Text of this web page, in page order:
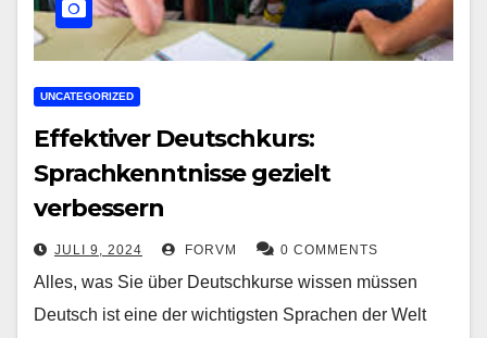
UNCATEGORIZED
Effektiver Deutschkurs:
Sprachkenntnisse gezielt
verbessern
JULI 9, 2024 FORVM 0 COMMENTS
Alles, was Sie über Deutschkurse wissen müssen
Deutsch ist eine der wichtigsten Sprachen der Welt